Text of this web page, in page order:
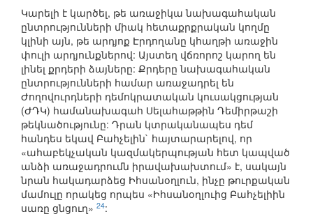
Կարելի է կարծել, թե առաջիկա նախագահական
ընտրությունների միակ հետաքրքրական կողմը
կլինի այն, թե արդյոք Էրդողանը կհաղթի առաջին
փուլի արդյունքներով: Այստեղ վճռորոշ կարող են
լինել քրդերի ձայները: Քրդերը նախագահական
ընտրությունների համար առաջադրել են
Ժողովուրդների դեմոկրատական կուսակցության
(ԺԴԿ) համանախագահ Սելահաթթին Դեմիրթաշի
թեկնածությունը: Դրան կտրականապես դեմ
հանդես եկավ Բահչելին` հայտարարելով, որ
«ահաբեկչական կազմակերպության հետ կապված
անձի առաջադրումն իրավախախտում» է, սակայն
նրան հակադարձեց Իհսանօղլուն, ինչը թուրքական
մամուլը որակեց որպես «Իհսանօղլուից Բահչելիին
սառը ցնցուղ» 24: